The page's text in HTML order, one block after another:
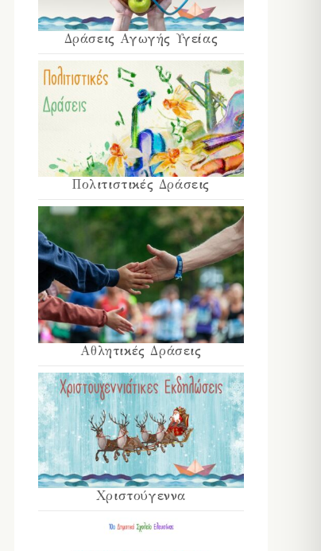
Δράσεις Αγωγής Υγείας
Πολιτιστικές Δράσεις
Αθλητικές Δράσεις
Χριστούγεννα